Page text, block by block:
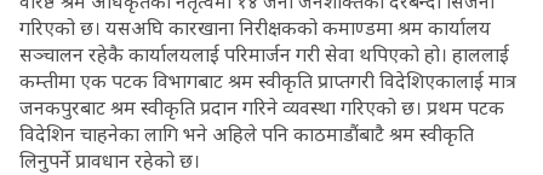
गरिएको छ। यसअघि कारखाना निरीक्षकको कमाण्डमा श्रम कार्यालय
सञ्चालन रहेकै कार्यालयलाई परिमार्जन गरी सेवा थपिएको हो। हाललाई
कम्तीमा एक पटक विभागबाट श्रम स्वीकृति प्राप्तगरी विदेशिएकालाई मात्र
जनकपुरबाट श्रम स्वीकृति प्रदान गरिने व्यवस्था गरिएको छ। प्रथम पटक
विदेशिन चाहनेका लागि भने अहिले पनि काठमाडौंबाटै श्रम स्वीकृति
लिनुपर्ने प्रावधान रहेको छ।